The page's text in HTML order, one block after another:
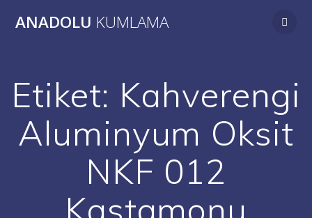
to
ANADOLU KUMLAMA
Etiket: Kahverengi
Aluminyum Oksit
NKF 012
Kastamonu